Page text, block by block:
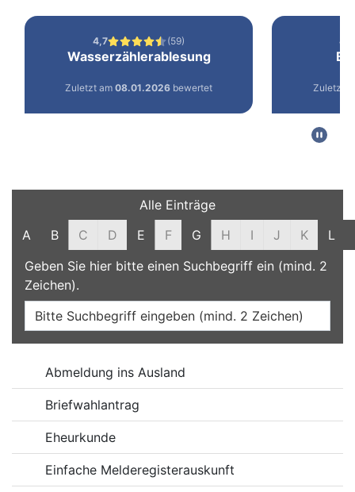
Filter und SucheAlle Einträge
A
B C D E F G H I J K
L
Geben Sie hier bitte einen Suchbegriff ein (mind. 2
Zeichen).
Abmeldung ins Ausland
Briefwahlantrag
Eheurkunde
Einfache Melderegisterauskunft